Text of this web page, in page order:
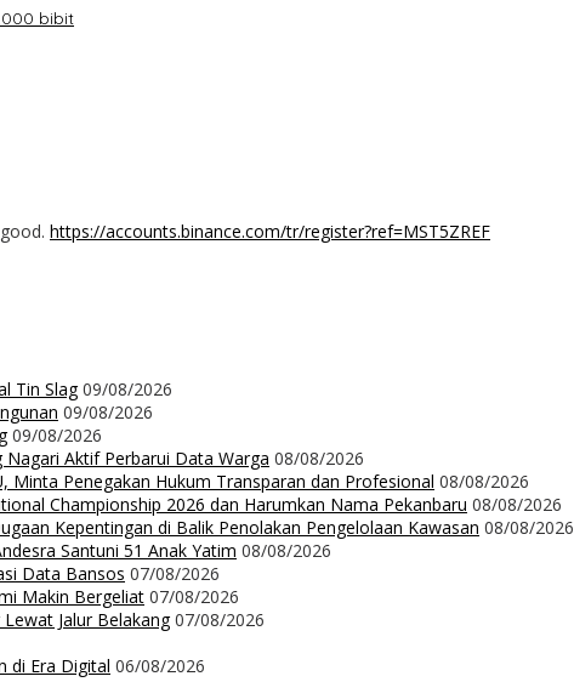
bibit
https://accounts.binance.com/tr/register?ref=MST5ZREF
Tin Slag 09/08/2026
09/08/2026
09/08/2026
Aktif Perbarui Data Warga 08/08/2026
Minta Penegakan Hukum Transparan dan Profesional 08/08/2026
Championship 2026 dan Harumkan Nama Pekanbaru 08/08/2026
Kepentingan di Balik Penolakan Pengelolaan Kawasan 08/08/2026
Santuni 51 Anak Yatim 08/08/2026
Data Bansos 07/08/2026
Makin Bergeliat 07/08/2026
Jalur Belakang 07/08/2026
di Era Digital 06/08/2026